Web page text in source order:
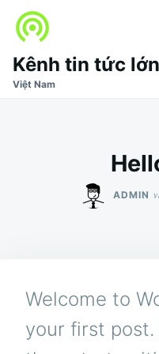
Nhảy
đến
nội
dung
Tìm
kiếm
cho:
Kênh tin tức
Việt Nam
ADMIN
Welcome to
your first